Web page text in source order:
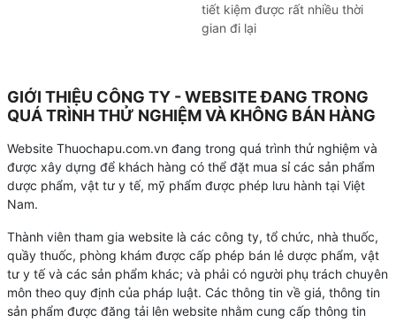
tiết kiệm được rất nhiều thời
gian đi lại
GIỚI THIỆU CÔNG TY - WEBSITE ĐANG TRONG
QUÁ TRÌNH THỬ NGHIỆM VÀ KHÔNG BÁN HÀNG
Website Thuochapu.com.vn đang trong quá trình thử nghiệm và
được xây dựng để khách hàng có thể đặt mua sỉ các sản phẩm
dược phẩm, vật tư y tế, mỹ phẩm được phép lưu hành tại Việt
Nam.
Thành viên tham gia website là các công ty, tổ chức, nhà thuốc,
quầy thuốc, phòng khám được cấp phép bán lẻ dược phẩm, vật
tư y tế và các sản phẩm khác; và phải có người phụ trách chuyên
môn theo quy định của pháp luật. Các thông tin về giá, thông tin
sản phẩm được đăng tải lên website nhằm cung cấp thông tin